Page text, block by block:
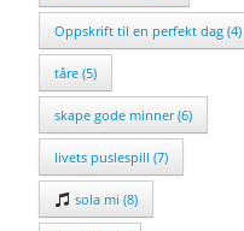
Oppskrift til en perfekt dag (4)
tåre (5)
skape gode minner (6)
livets puslespill (7)
sola mi (8)